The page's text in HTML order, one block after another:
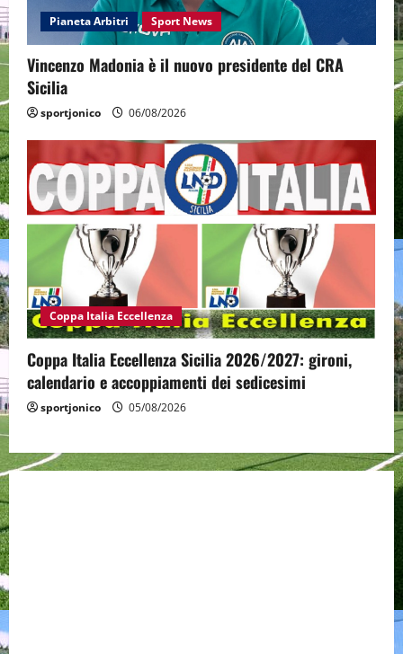
Pianeta Arbitri Sport News
Vincenzo Madonia è il nuovo presidente del CRA
Sicilia
sportjonico 06/08/2026
Coppa Italia Eccellenza
Coppa Italia Eccellenza Sicilia 2026/2027: gironi,
calendario e accoppiamenti dei sedicesimi
sportjonico 05/08/2026